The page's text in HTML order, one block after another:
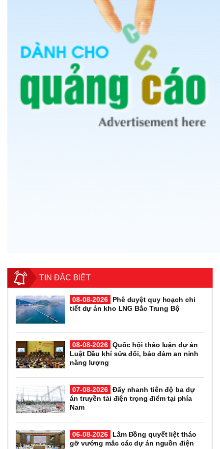
TIN ĐẶC BIỆT
08-08-2026
Phê duyệt quy hoạch chi
tiết dự án kho LNG Bắc Trung Bộ
08-08-2026 Quốc hội thảo luận dự án
Luật Dầu khí sửa đổi, bảo đảm an ninh
năng lượng
07-08-2026 Đẩy nhanh tiến độ ba dự
án truyền tải điện trọng điểm tại phía
Nam
06-08-2026
Lâm Đồng quyết liệt tháo
gỡ vướng mắc các dự án nguồn điện